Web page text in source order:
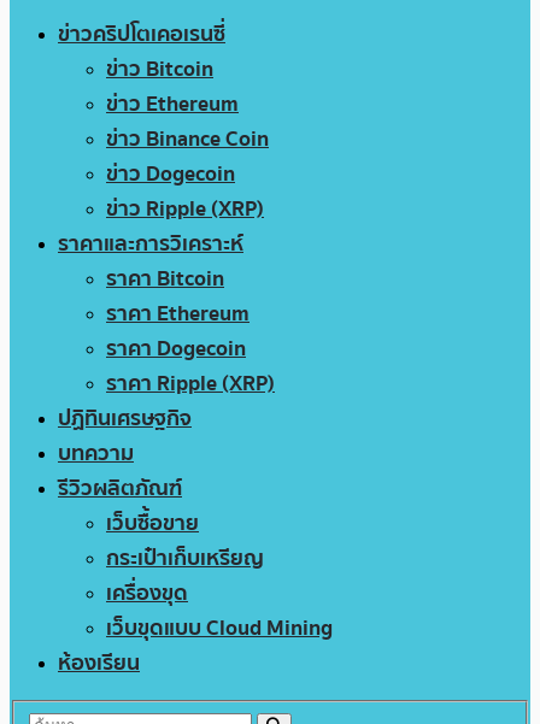
ข่าวคริปโตเคอเรนซี่
ข่าว Bitcoin
ข่าว Ethereum
ข่าว Binance Coin
ข่าว Dogecoin
ข่าว Ripple (XRP)
ราคาและการวิเคราะห์
ราคา Bitcoin
ราคา Ethereum
ราคา Dogecoin
ราคา Ripple (XRP)
ปฏิทินเศรษฐกิจ
บทความ
รีวิวผลิตภัณฑ์
เว็บซื้อขาย
กระเป๋าเก็บเหรียญ
เครื่องขุด
เว็บขุดแบบ Cloud Mining
ห้องเรียน